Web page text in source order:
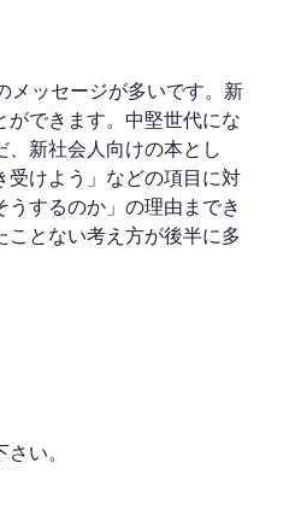
メッセージが多いです。新
ができます。中堅世代にな
新社会人向けの本とし
受けよう」などの項目に対
するのか」の理由までき
とない考え方が後半に多
い。